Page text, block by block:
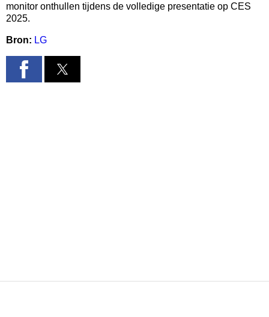
monitor onthullen tijdens de volledige presentatie op CES
2025.
Bron: LG